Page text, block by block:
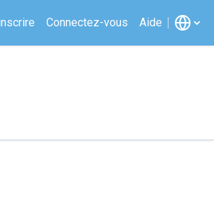
Connectez-vous Aide